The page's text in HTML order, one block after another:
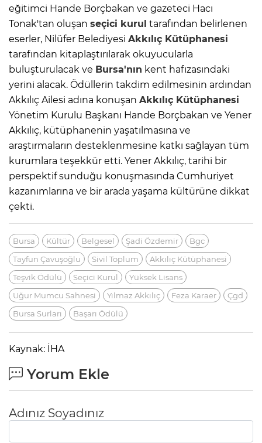
eğitimci Hande Borçbakan ve gazeteci Hacı
Tonak'tan oluşan seçici kurul tarafından belirlenen
eserler, Nilüfer Belediyesi Akkılıç Kütüphanesi
tarafından kitaplaştırılarak okuyucularla
buluşturulacak ve Bursa'nın kent hafızasındaki
yerini alacak. Ödüllerin takdim edilmesinin ardından
Akkılıç Ailesi adına konuşan Akkılıç Kütüphanesi
Yönetim Kurulu Başkanı Hande Borçbakan ve Yener
Akkılıç, kütüphanenin yaşatılmasına ve
araştırmaların desteklenmesine katkı sağlayan tüm
kurumlara teşekkür etti. Yener Akkılıç, tarihi bir
perspektif sunduğu konuşmasında Cumhuriyet
kazanımlarına ve bir arada yaşama kültürüne dikkat
çekti.
Bursa Kültür Belgesel Şadi Özdemir
Bgc
Tayfun Çavuşoğlu
Sivil Toplum
Akkılıç Kütüphanesi
Teşvik Ödülü
Seçici Kurul
Yüksek Lisans
Uğur Mumcu Sahnesi
Yılmaz Akkılıç Feza Karaer
Çgd
Bursa Surları
Başarı Ödülü
Kaynak: İHA
Yorum Ekle
Adınız Soyadınız